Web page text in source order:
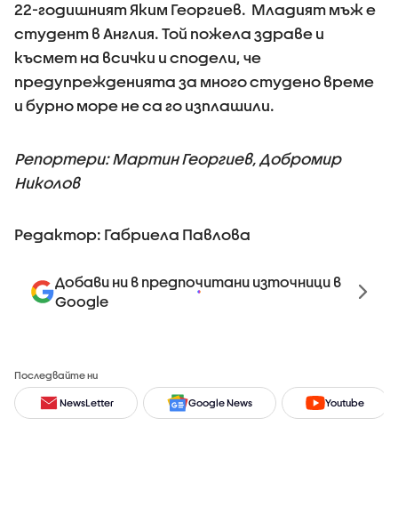
22-годишният Яким Георгиев. Младият мъж е
студент в Англия. Той пожела здраве и
късмет на всички и сподели, че
предупрежденията за много студено време
и бурно море не са го изплашили.
Репортери: Мартин Георгиев, Добромир
Николов
Редактор: Габриела Павлова
Добави ни в предпочитани източници в
Google
Последвайте ни
NewsLetter Google News Youtube